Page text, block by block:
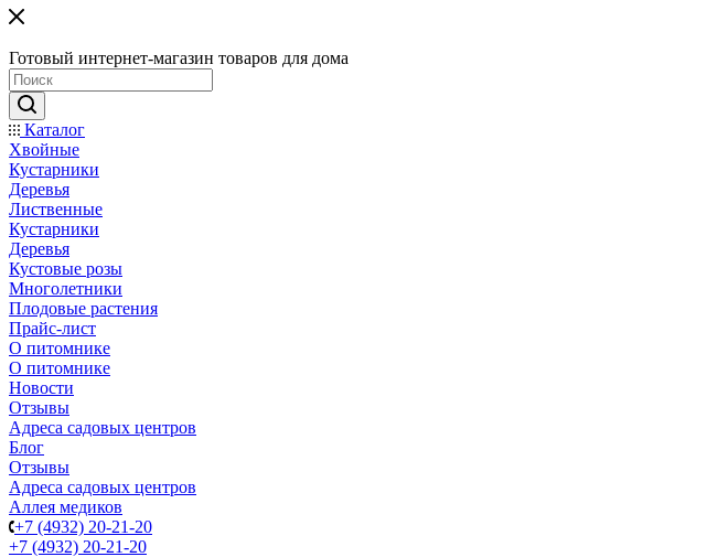
Готовый интернет-магазин товаров для дома
Каталог
Хвойные
Кустарники
Деревья
Лиственные
Кустарники
Деревья
Кустовые розы
Многолетники
Плодовые растения
Прайс-лист
О питомнике
О питомнике
Новости
Отзывы
Адреса садовых центров
Блог
Отзывы
Адреса садовых центров
Аллея медиков
+7 (4932) 20-21-20
+7 (4932) 20-21-20